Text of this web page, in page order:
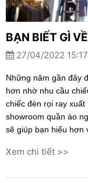
BẠN BIẾT GÌ
27/04/2022 15:17
Những năm gần đây
hơn nhờ nhu cầu
chiếc đèn rọi ray
showroom quần áo
sẽ giúp bạn hiểu hơn
Xem chi tiết >>